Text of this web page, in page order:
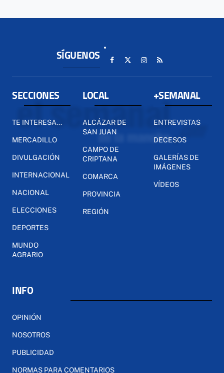
SÍGUENOS
SECCIONES
TE INTERESA...
MERCADILLO
DIVULGACIÓN
INTERNACIONAL
NACIONAL
ELECCIONES
DEPORTES
MUNDO
AGRARIO
LOCAL
ALCÁZAR DE
SAN JUAN
CAMPO DE
CRIPTANA
COMARCA
PROVINCIA
REGIÓN
+SEMANAL
ENTREVISTAS
DECESOS
GALERÍAS DE
IMÁGENES
VÍDEOS
INFO
OPINIÓN
NOSOTROS
PUBLICIDAD
NORMAS PARA COMENTARIOS